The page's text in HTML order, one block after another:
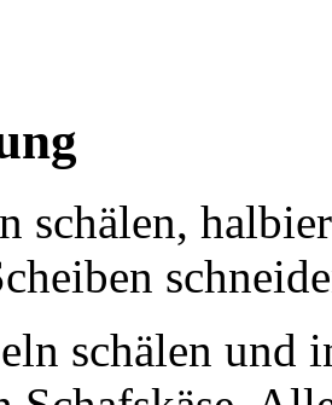
schälen,
schälen und